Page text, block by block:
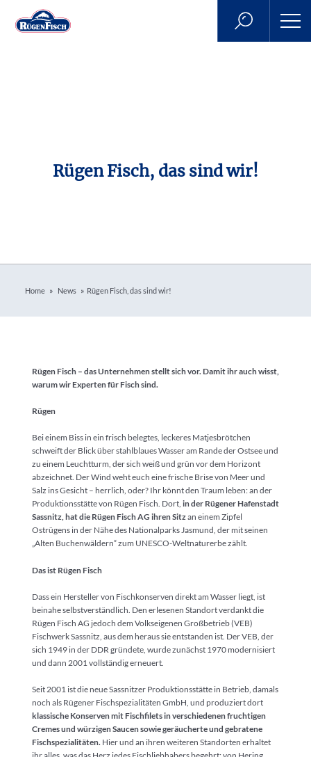
Rügen Fisch, das sind wir!
Home » News » Rügen Fisch, das sind wir!
Rügen Fisch – das Unternehmen stellt sich vor. Damit ihr auch wisst,
warum wir Experten für Fisch sind.
Rügen
Bei einem Biss in ein frisch belegtes, leckeres Matjesbrötchen
schweift der Blick über stahlblaues Wasser am Rande der Ostsee und
zu einem Leuchtturm, der sich weiß und grün vor dem Horizont
abzeichnet. Der Wind weht euch eine frische Brise von Meer und
Salz ins Gesicht – herrlich, oder? Ihr könnt den Traum leben: an der
Produktionsstätte von Rügen Fisch. Dort, in der Rügener Hafenstadt
Sassnitz, hat die Rügen Fisch AG ihren Sitzan einem Zipfel
Ostrügens in der Nähe des Nationalparks Jasmund, der mit seinen
„Alten Buchenwäldern“ zum UNESCO-Weltnaturerbe zählt.
Das ist Rügen Fisch
Dass ein Hersteller von Fischkonserven direkt am Wasser liegt, ist
beinahe selbstverständlich. Den erlesenen Standort verdankt die
Rügen Fisch AG jedoch dem Volkseigenen Großbetrieb (VEB)
Fischwerk Sassnitz, aus dem heraus sie entstanden ist. Der VEB, der
sich 1949 in der DDR gründete, wurde zunächst 1970 modernisiert
und dann 2001 vollständig erneuert.
Seit 2001 ist die neue Sassnitzer Produktionsstätte in Betrieb, damals
noch als Rügener Fischspezialitäten GmbH, und produziert dort
klassische Konserven mit Fischfilets in verschiedenen fruchtigen
Cremes und würzigen Saucen sowie geräucherte und gebratene
Fischspezialitäten. Hier und an ihren weiteren Standorten erhaltet